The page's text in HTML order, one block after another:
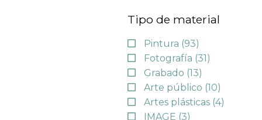
Tipo de material
Pintura (93)
Fotografía (31)
Grabado (13)
Arte público (10)
Artes plásticas (4)
IMAGE (3)